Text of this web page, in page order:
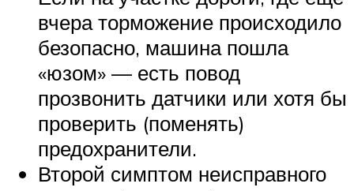
вчера торможение происходило
безопасно, машина пошла
«юзом» — есть повод
прозвонить датчики или хотя бы
проверить (поменять)
предохранители.
Второй симптом неисправного